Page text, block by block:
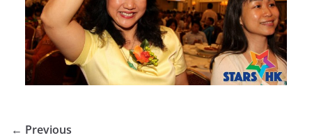
← Previous